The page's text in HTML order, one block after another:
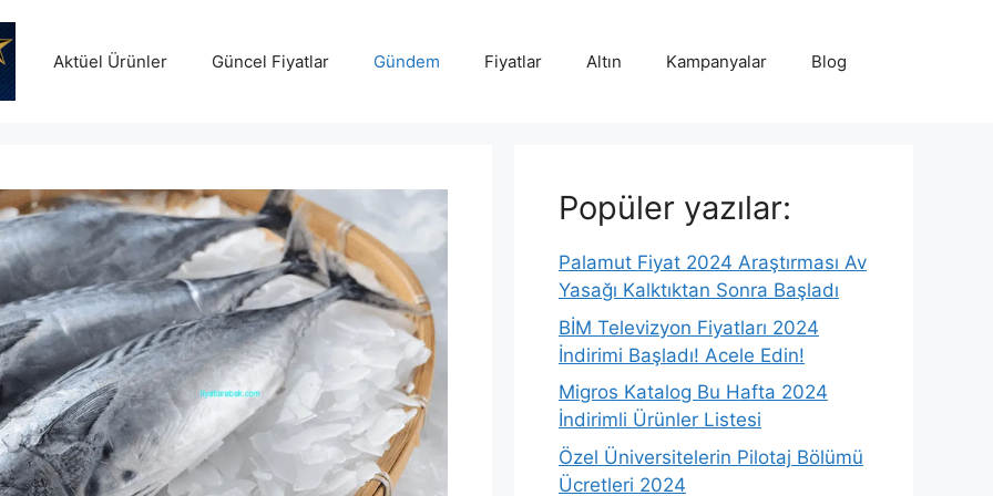
Aktüel Ürünler Güncel Fiyatlar Gündem Fiyatlar Altın Kampanyalar Blog
Popüler yazılar:
Palamut Fiyat 2024 Araştırması Av
Yasağı Kalktıktan Sonra Başladı
BİM Televizyon Fiyatları 2024
İndirimi Başladı! Acele Edin!
Migros Katalog Bu Hafta 2024
İndirimli Ürünler Listesi
Özel Üniversitelerin Pilotaj Bölümü
Ücretleri 2024